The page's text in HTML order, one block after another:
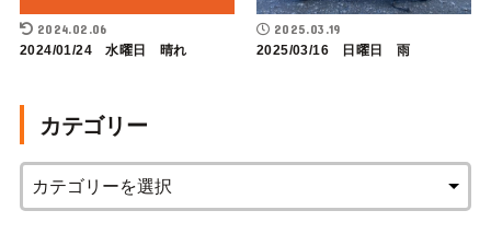
2024.02.06
2024/01/24 水曜日 晴れ
2025.03.19
2025/03/16 日曜日 雨
カテゴリー